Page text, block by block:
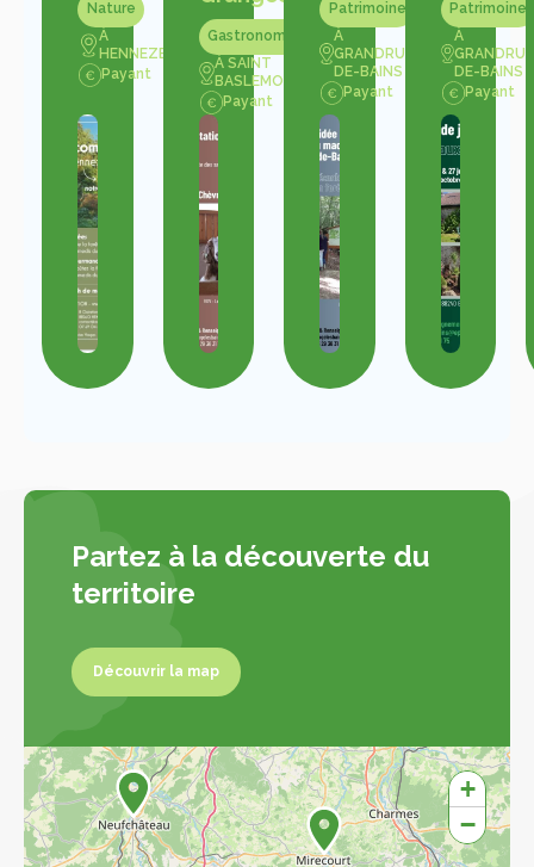
Nature
À
HENNEZEL
Payant
Gastronomie
À SAINT
BASLEMONT
Payant
Patrimoine
À
GRANDRUPT-
DE-BAINS
Payant
Patrimoine
À
DE-BAINS
Payant
Partez à la découverte du
territoire
Découvrir la map
+
−